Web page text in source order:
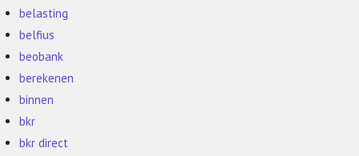
belasting
belfius
beobank
berekenen
binnen
bkr
bkr direct